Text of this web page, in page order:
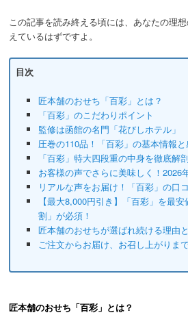
この記事を読み終える頃には、あなたの理
えているはずですよ。
目次
匠本舗のおせち「百彩」とは？
「百彩」のこだわりポイント
監修は函館の名門「花びしホテル」
圧巻の110品！「百彩」の基本情報
「百彩」特大四段重の中身を徹底解
お客様の声でさらに美味しく！2026
リアルな声をお届け！「百彩」の口
【最大8,000円引き】「百彩」を最
割」が必須！
匠本舗のおせちが選ばれ続ける理由
ご注文からお届け、お召し上がりま
匠本舗のおせち「百彩」とは？